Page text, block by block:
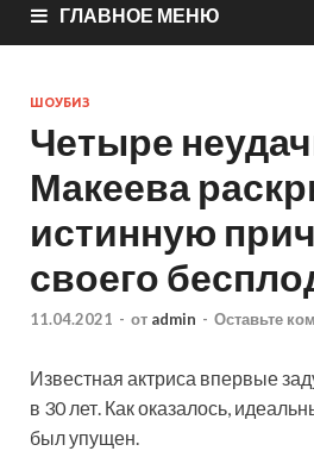
ГЛАВНОЕ МЕНЮ
ШОУБИЗ
Четыре
Макеева
истинную
своего
11.04.2021 - от admin - Оставьте
Известная актриса впервые
в 30 лет. Как оказалось,
был упущен.